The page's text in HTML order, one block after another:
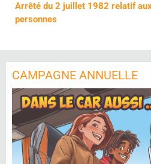
Arrêté du 2 juillet 1982 relatif
personnes
CAMPAGNE ANNUELLE